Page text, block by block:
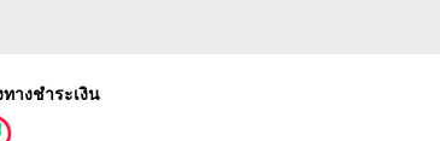
างชำระเงิน